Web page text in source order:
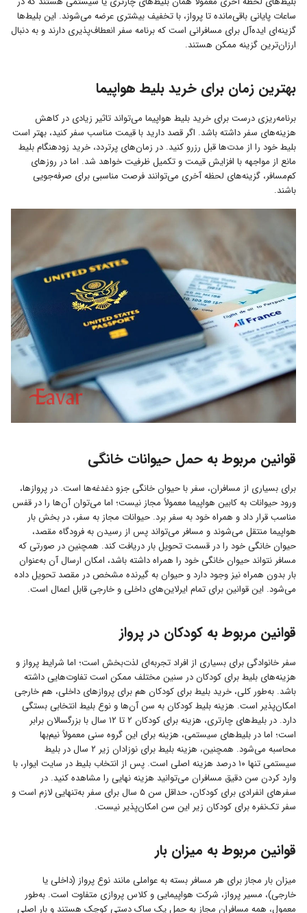
ساعات پایانی باقی‌مانده تا پرواز، با تخفیف بیشتری عرضه می‌شوند. این بلیط‌ها
گزینه‌ای ایده‌آل برای مسافرانی است که برنامه سفر انعطاف‌پذیری دارند و به دنبال
ارزان‌ترین گزینه ممکن هستند.
بهترین زمان برای خرید بلیط هواپیما
برنامه‌ریزی درست برای خرید بلیط هواپیما می‌تواند تاثیر زیادی در کاهش
هزینه‌های سفر داشته باشد. اگر قصد دارید با قیمت مناسب سفر کنید، بهتر است
بلیط خود را از مدت‌ها قبل رزرو کنید. در زمان‌های پرتردد، خرید زودهنگام بلیط
مانع از مواجهه با افزایش قیمت و تکمیل ظرفیت خواهد شد. اما در روزهای
کم‌مسافر، گزینه‌های لحظه آخری می‌توانند فرصت مناسبی برای صرفه‌جویی
باشند.
قوانین مربوط به حمل حیوانات خانگی
برای بسیاری از مسافران، سفر با حیوان خانگی جزو دغدغه‌ها است. در پروازها،
ورود حیوانات به کابین هواپیما معمولاً مجاز نیست؛ اما می‌توان آن‌ها را در قفس
مناسب قرار داد و همراه خود به سفر برد. حیوانات مجاز به سفر، در بخش بار
هواپیما منتقل می‌شوند و مسافر می‌تواند پس از رسیدن به فرودگاه مقصد،
حیوان خانگی خود را در قسمت تحویل بار دریافت کند. همچنین در صورتی که
مسافر نتواند حیوان خانگی خود را همراه داشته باشد، امکان ارسال آن به‌عنوان
بار بدون همراه نیز وجود دارد و حیوان به گیرنده مشخص در مقصد تحویل داده
می‌شود. این قوانین برای تمام ایرلاین‌های داخلی و خارجی قابل اعمال است.
قوانین مربوط به کودکان در پرواز
سفر خانوادگی برای بسیاری از افراد تجربه‌ای لذت‌بخش است؛ اما شرایط پرواز و
هزینه‌های بلیط برای کودکان در سنین مختلف ممکن است تفاوت‌هایی داشته
باشد. به‌طور کلی، خرید بلیط برای کودکان هم برای پروازهای داخلی، هم خارجی
امکان‌پذیر است. هزینه بلیط کودکان به سن آن‌ها و نوع بلیط انتخابی بستگی
دارد. در بلیط‌های چارتری، هزینه برای کودکان ۲ تا ۱۲ سال با بزرگسالان برابر
است؛ اما در بلیط‌های سیستمی، هزینه برای این گروه سنی معمولاً نیم‌بها
محاسبه می‌شود. همچنین، هزینه بلیط برای نوزادان زیر ۲ سال در بلیط
سیستمی تنها ۱۰ درصد هزینه اصلی است. پس از انتخاب بلیط در سایت ایوار، با
وارد کردن سن دقیق مسافران می‌توانید هزینه نهایی را مشاهده کنید. در
سفرهای انفرادی برای کودکان، حداقل سن ۵ سال برای سفر به‌تنهایی لازم است و
سفر تک‌نفره برای کودکان زیر این سن امکان‌پذیر نیست.
قوانین مربوط به میزان بار
میزان بار مجاز برای هر مسافر بسته به عواملی مانند نوع پرواز (داخلی یا
خارجی)، مسیر پرواز، شرکت هواپیمایی و کلاس پروازی متفاوت است. به‌طور
معمول، همه مسافران مجاز به حمل یک ساک دستی کوچک هستند و بار اصلی